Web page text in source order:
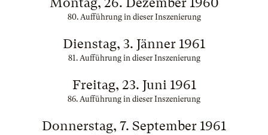
80. Aufführung in dieser Inszenierung
Dienstag, 3. Jänner 1961
81. Aufführung in dieser Inszenierung
Freitag, 23. Juni 1961
86. Aufführung in dieser Inszenierung
Donnerstag, 7. September 1961